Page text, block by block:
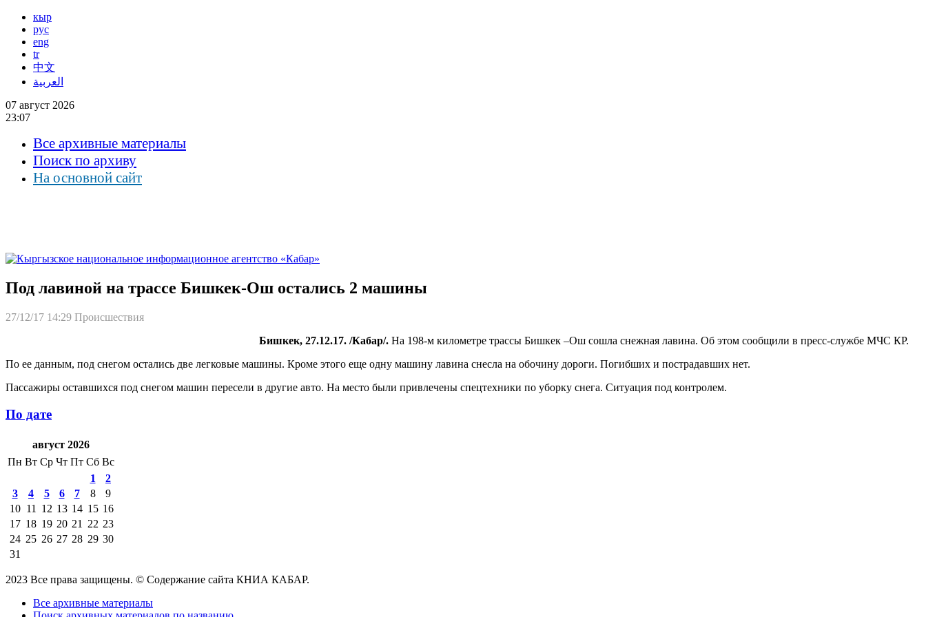
кыр
рус
eng
tr
中文
العربية
07 август 2026
23:07
Все архивные материалы
Поиск по архиву
На основной сайт
Под лавиной на трассе Бишкек-Ош остались 2 машины
27/12/17 14:29 Происшествия
Бишкек, 27.12.17. /Кабар/. На 198-м километре трассы Бишкек –Ош сошла снежная лавина. Об этом сообщили в пресс-службе МЧС КР.
По ее данным, под снегом остались две легковые машины. Кроме этого еще одну машину лавина снесла на обочину дороги. Погибших и пострадавших нет.
Пассажиры оставшихся под снегом машин пересели в другие авто. На место были привлечены спецтехники по уборку снега. Ситуация под контролем.
По дате
август 2026
Пн Вт Ср Чт Пт Сб Вс
1
2
3
4 5 6 7 8
9
10 11 12 13 14 15 16
17 18 19 20 21 22 23
24 25 26 27 28 29 30
31
2023 Все права защищены. © Содержание сайта КНИА КАБАР.
Все архивные материалы